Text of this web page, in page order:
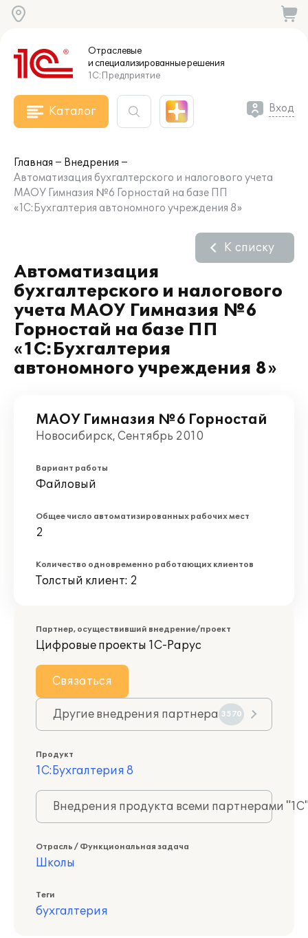
Отраслевые
и специализированныерешения
1С:Предприятие
Каталог Вход
Главная
Внедрения
Автоматизация бухгалтерского и налогового учета
МАОУ Гимназия №6 Горностай на базе ПП
«1С:Бухгалтерия автономного учреждения 8»
Автоматизация
бухгалтерского и налогового
учета МАОУ Гимназия №6
Горностай на базе ПП
«1С:Бухгалтерия
автономного учреждения 8»
К списку
МАОУ Гимназия №6 Горностай
Новосибирск, Сентябрь 2010
Вариант работы
Файловый
Общее число автоматизированных рабочих мест
2
Количество одновременно работающих клиентов
Толстый клиент: 2
Партнер, осуществивший внедрение/проект
Цифровые проекты 1С-Рарус
Связаться
Другие внедрения партнера 3570
Продукт
1С:Бухгалтерия 8
Внедрения продукта всеми партнерами
Отрасль / Функциональная задача
Школы
Теги
бухгалтерия